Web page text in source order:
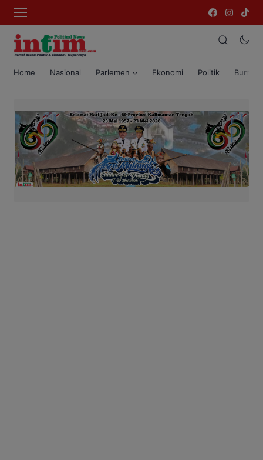
Home Nasional Parlemen Ekonomi Politik Bumi